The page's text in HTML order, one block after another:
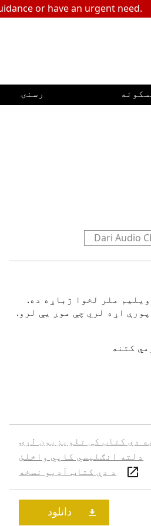
or have an urgent need.
رسنۍ
Dari Audio
ملر لخوا ژباړه ده.
اړه لري چې موږ یې لرو.
کتنه
په دې کتاب کې تلویزیون لړۍ
دلته انګلیسي کاپي واخلئ
د دې کتاب آډیو نسخه